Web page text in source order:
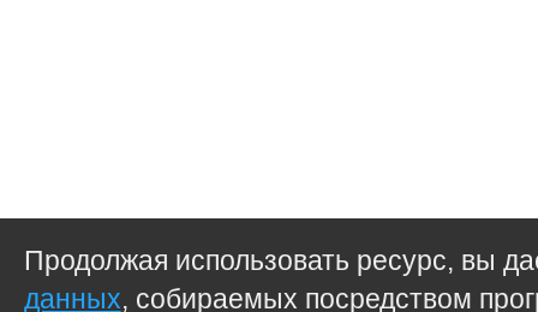
Продолжая использовать ресурс, вы
данных, собираемых посредством